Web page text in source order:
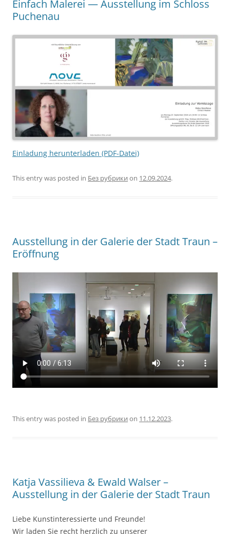
Einfach Malerei — Ausstellung im Schloss
Puchenau
Einladung herunterladen (PDF-Datei)
This entry was posted in Без рубрики on 12.09.2024.
Ausstellung in der Galerie der Stadt Traun –
Eröffnung
This entry was posted in Без рубрики on 11.12.2023.
Katja Vassilieva & Ewald Walser –
Ausstellung in der Galerie der Stadt Traun
Liebe Kunstinteressierte und Freunde!
Wir laden Sie recht herzlich zu unserer